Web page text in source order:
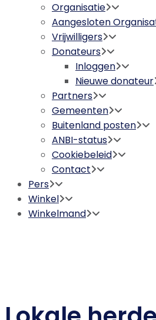
Organisatie
Aangesloten
Vrijwilligers
Donateurs
Inloggen
Nieuwe donateur
Partners
Gemeenten
Buitenland posten
ANBI-status
Cookiebeleid
Contact
Pers
Winkel
Winkelmand